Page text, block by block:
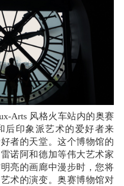
后印象派艺术的爱好者来
者的天堂。这个博物馆的
诺阿和德加等伟大艺术家
亮的画廊中漫步时，您将
术的演变。奥赛博物馆对